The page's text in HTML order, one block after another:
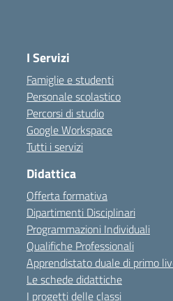
I Servizi
Famiglie e studenti
Personale scolastico
Percorsi di studio
Google Workspace
Tutti i servizi
Didattica
Offerta formativa
Dipartimenti Disciplinari
Programmazioni Individuali
Qualifiche Professionali
Apprendistato duale di primo
Le schede didattiche
I progetti delle classi